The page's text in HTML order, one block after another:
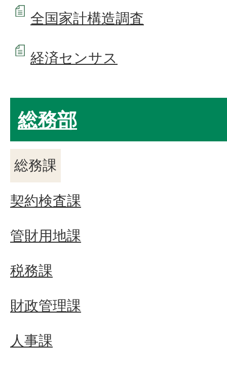
全国家計構造調査
経済センサス
総務部
総務課
契約検査課
管財用地課
税務課
財政管理課
人事課